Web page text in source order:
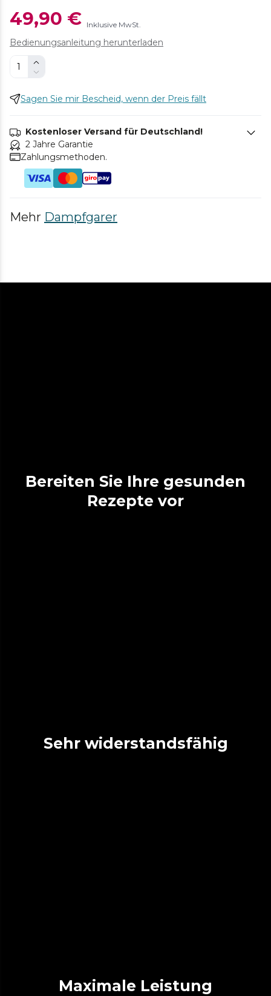
49,90 € Inklusive MwSt.
Bedienungsanleitung herunterladen
Sagen Sie mir Bescheid, wenn der Preis fällt
Kostenloser Versand für Deutschland!
2 Jahre Garantie
Zahlungsmethoden.
Mehr Dampfgarer
Bereiten Sie Ihre gesunden
Rezepte vor
Sehr widerstandsfähig
Maximale Leistung